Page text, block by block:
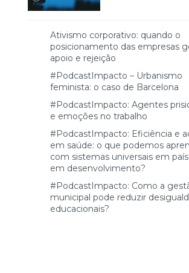
Ativismo corporativo: quando o
posicionamento das empresas
apoio e rejeição
#PodcastImpacto – Urbanismo
feminista: o caso de Barcelona
#PodcastImpacto: Agentes
e emoções no trabalho
#PodcastImpacto: Eficiência e
em saúde: o que podemos
com sistemas universais em
em desenvolvimento?
#PodcastImpacto: Como a
municipal pode reduzir
educacionais?